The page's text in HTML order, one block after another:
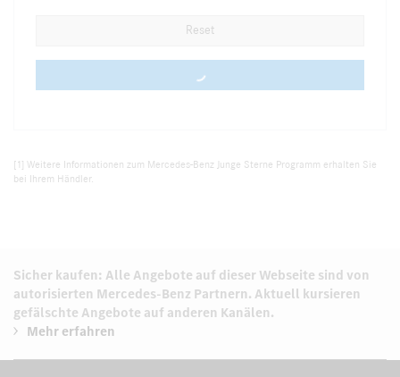
Reset
0 vehicles
[1] Weitere Informationen zum Mercedes-Benz Junge Sterne Programm erhalten Sie
bei Ihrem Händler.
Sicher kaufen: Alle Angebote auf dieser Webseite sind von
autorisierten Mercedes-Benz Partnern. Aktuell kursieren
gefälschte Angebote auf anderen Kanälen.
Mehr erfahren